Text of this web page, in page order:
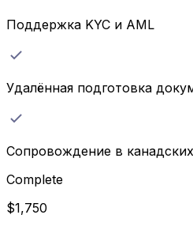
Поддержка KYC и AML
Удалённая подготовка
Сопровождение в
Complete
$1,750